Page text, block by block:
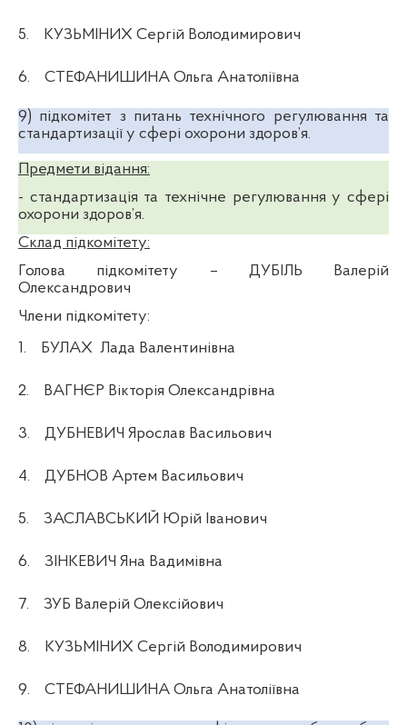
5. КУЗЬМІНИХ Сергій Володимирович
6. СТЕФАНИШИНА Ольга Анатоліївна
9) підкомітет з питань технічного регулювання та
стандартизації у сфері охорони здоров’я.
Предмети відання:
- стандартизація та технічне регулювання у сфері
охорони здоров’я.
Склад підкомітету:
Голова підкомітету – ДУБІЛЬ Валерій
Олександрович
Члени підкомітету:
1.
БУЛАХ Лада Валентинівна
2. ВАГНЄР Вікторія Олександрівна
3. ДУБНЕВИЧ Ярослав Васильович
4. ДУБНОВ Артем Васильович
5. ЗАСЛАВСЬКИЙ Юрій Іванович
6. ЗІНКЕВИЧ Яна Вадимівна
7. ЗУБ Валерій Олексійович
8. КУЗЬМІНИХ Сергій Володимирович
9. СТЕФАНИШИНА Ольга Анатоліївна